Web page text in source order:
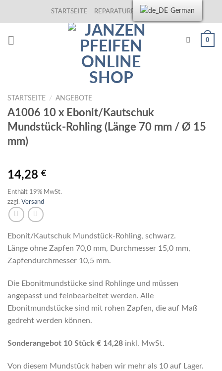
STARTSEITE REPARATUREN KONTAKT
0
STARTSEITE / ANGEBOTE
A1006 10 x Ebonit/Kautschuk
Mundstück-Rohling (Länge 70 mm / Ø 15
mm)
14,28 €
Enthält 19% MwSt.
zzgl. Versand
Ebonit/Kautschuk Mundstück-Rohling, schwarz.
Länge ohne Zapfen 70,0 mm, Durchmesser 15,0 mm,
Zapfendurchmesser 10,5 mm.
Die Ebonitmundstücke sind Rohlinge und müssen
angepasst und feinbearbeitet werden. Alle
Ebonitmundstücke sind mit rohen Zapfen, die auf Maß
gedreht werden können.
Sonderangebot 10 Stück € 14,28 inkl. MwSt.
Von diesem Mundstück haben wir mehr als 10 auf Lager.
German